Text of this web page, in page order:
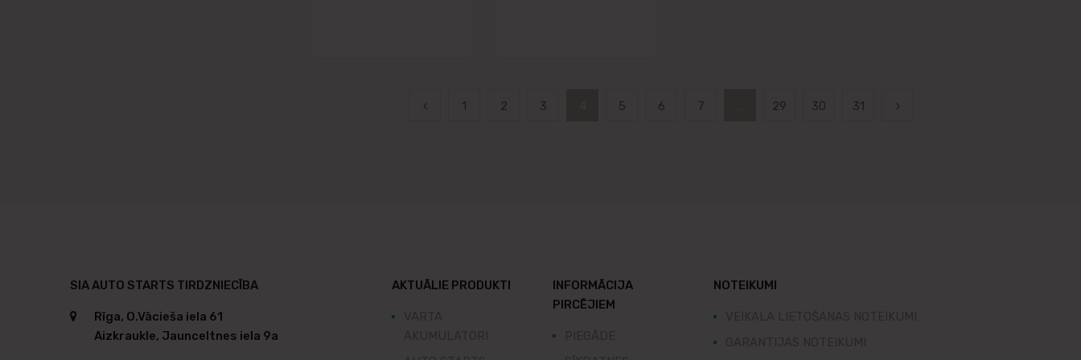
1 2 3 5 6 7 29 30 31
SIA AUTO STARTS TIRDZNIECĪBA
Rīga, O.Vācieša iela 61
Aizkraukle, Jaunceltnes iela 9a
AKTUĀLIE PRODUKTI
INFORMĀCIJA
PIRCĒJIEM
NOTEIKUMI